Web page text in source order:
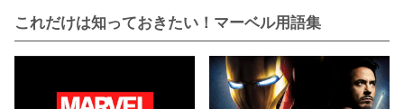
これだけは知っておきたい！マーベル用語集